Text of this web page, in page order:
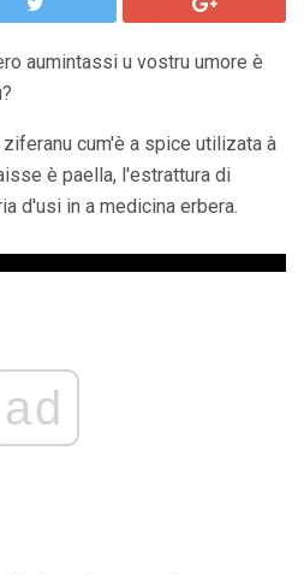
aumintassi u vostru umore è
cum'è a spice utilizata à
è paella, l'estrattura di
d'usi in a medicina erbera.
ad